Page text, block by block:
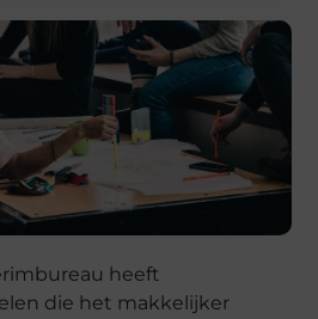
heeft
die het makkelijker